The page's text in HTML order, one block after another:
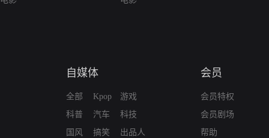
自媒体
全部
科普
国风
Kpop
汽车
搞笑
游戏
科技
出品人
会员
会员特权
会员剧场
帮助